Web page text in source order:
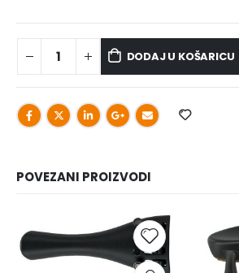
DODAJ U KOŠARICU
POVEZANI PROIZVODI